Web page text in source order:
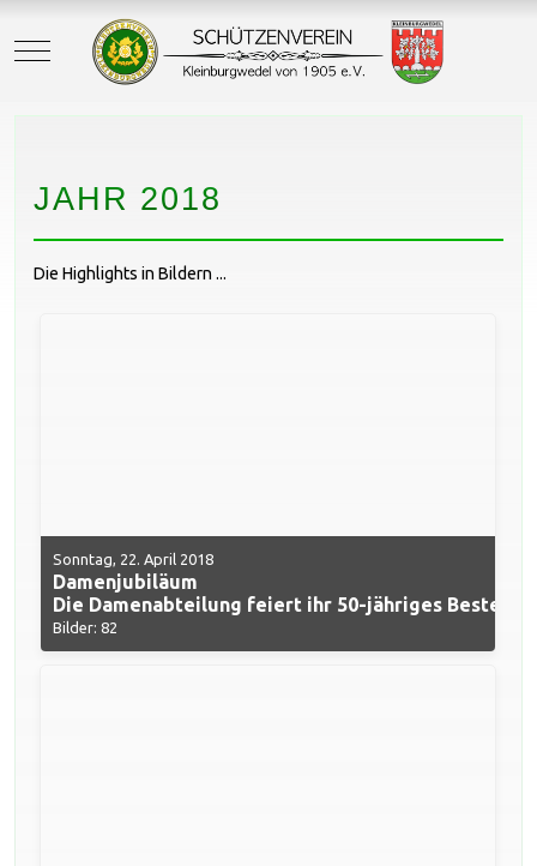
Mobile Menu Toggle
JAHR 2018
Die Highlights in Bildern ...
Sonntag, 22. April 2018
Damenjubiläum
Die Damenabteilung feiert ihr 50-jähriges
Bilder: 82